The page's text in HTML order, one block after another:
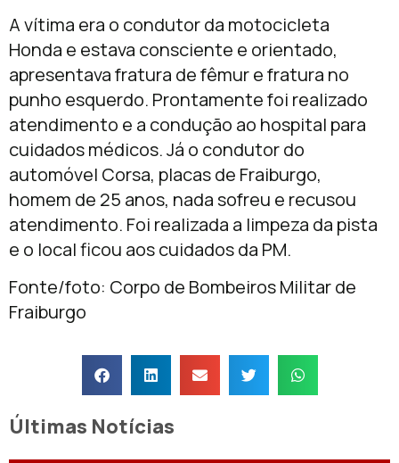
A vítima era o condutor da motocicleta
Honda e estava consciente e orientado,
apresentava fratura de fêmur e fratura no
punho esquerdo. Prontamente foi realizado
atendimento e a condução ao hospital para
cuidados médicos. Já o condutor do
automóvel Corsa, placas de Fraiburgo,
homem de 25 anos, nada sofreu e recusou
atendimento. Foi realizada a limpeza da pista
e o local ficou aos cuidados da PM.
Fonte/foto: Corpo de Bombeiros Militar de
Fraiburgo
Últimas Notícias